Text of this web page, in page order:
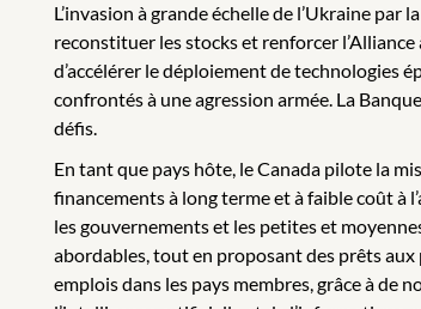
L’invasion à grande échelle de l’Ukraine par
reconstituer les stocks et renforcer
d’accélérer le déploiement de technologies
confrontés à une agression armée. La
défis.
En tant que pays hôte, le Canada pilote la
financements à long terme et à faible coût à
les gouvernements et les petites et
abordables, tout en proposant des prêts
emplois dans les pays membres, grâce à de